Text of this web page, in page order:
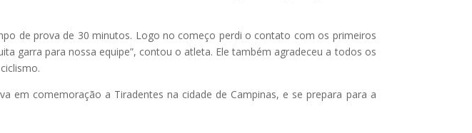
de prova de 30 minutos. Logo no começo perdi o contato com os primeiros
garra para nossa equipe”, contou o atleta. Ele também agradeceu a todos os
em comemoração a Tiradentes na cidade de Campinas, e se prepara para a